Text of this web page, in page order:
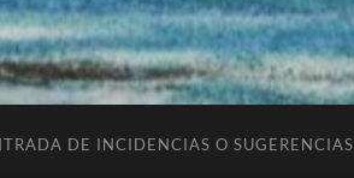
DE INCIDENCIAS O SUGERENCIAS